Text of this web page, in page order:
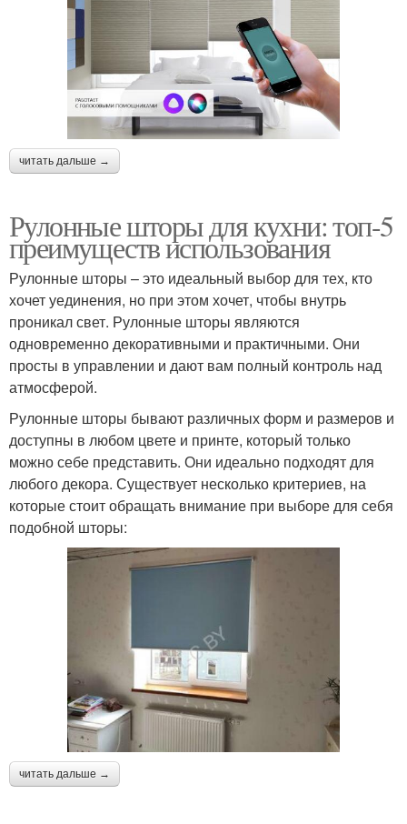
читать дальше →
Рулонные шторы для кухни: топ-5
преимуществ использования
Рулонные шторы – это идеальный выбор для тех, кто
хочет уединения, но при этом хочет, чтобы внутрь
проникал свет. Рулонные шторы являются
одновременно декоративными и практичными. Они
просты в управлении и дают вам полный контроль над
атмосферой.
Рулонные шторы бывают различных форм и размеров и
доступны в любом цвете и принте, который только
можно себе представить. Они идеально подходят для
любого декора. Существует несколько критериев, на
которые стоит обращать внимание при выборе для себя
подобной шторы:
читать дальше →